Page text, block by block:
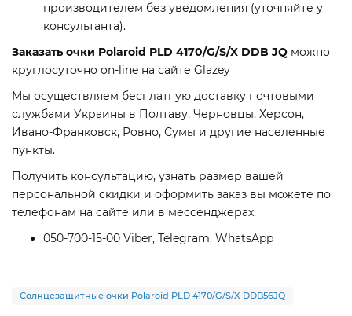
производителем без уведомления (уточняйте у
консультанта).
Заказать очки Polaroid PLD 4170/G/S/X DDB JQ можно
круглосуточно on-line на сайте Glazey
Мы осуществляем бесплатную доставку почтовыми
службами Украины в Полтаву, Черновцы, Херсон,
Ивано-Франковск, Ровно, Сумы и другие населенные
пункты.
Получить консультацию, узнать размер вашей
персональной скидки и оформить заказ вы можете по
телефонам на сайте или в мессенджерах:
050-700-15-00 Viber, Telegram, WhatsApp
Солнцезащитные очки Polaroid PLD 4170/G/S/X DDB56JQ